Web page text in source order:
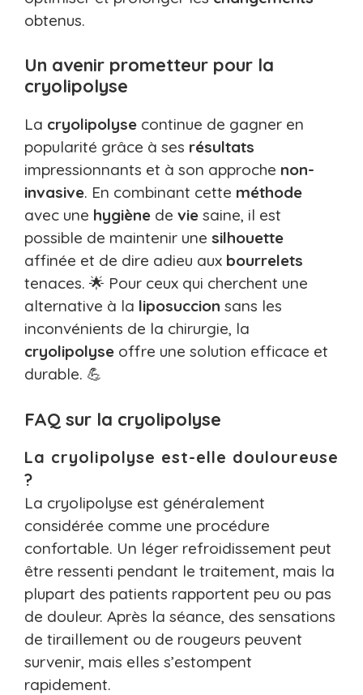
obtenus.
Un avenir prometteur pour la
cryolipolyse
La cryolipolyse continue de gagner en
popularité grâce à ses résultats
impressionnants et à son approche non-
invasive. En combinant cette méthode
avec une hygiène de vie saine, il est
possible de maintenir une silhouette
affinée et de dire adieu aux bourrelets
tenaces. 🌟 Pour ceux qui cherchent une
alternative à la liposuccion sans les
inconvénients de la chirurgie, la
cryolipolyse offre une solution efficace et
durable. 💪
FAQ sur la cryolipolyse
La cryolipolyse est-elle douloureuse
?
La cryolipolyse est généralement
considérée comme une procédure
confortable. Un léger refroidissement peut
être ressenti pendant le traitement, mais la
plupart des patients rapportent peu ou pas
de douleur. Après la séance, des sensations
de tiraillement ou de rougeurs peuvent
survenir, mais elles s’estompent
rapidement.